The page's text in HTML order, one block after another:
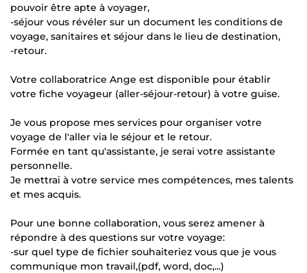
pouvoir être apte à voyager,
-séjour vous révéler sur un document les conditions de
voyage, sanitaires et séjour dans le lieu de destination,
-retour.
Votre collaboratrice Ange est disponible pour établir
votre fiche voyageur (aller-séjour-retour) à votre guise.
Je vous propose mes services pour organiser votre
voyage de l'aller via le séjour et le retour.
Formée en tant qu'assistante, je serai votre assistante
personnelle.
Je mettrai à votre service mes compétences, mes talents
et mes acquis.
Pour une bonne collaboration, vous serez amener à
répondre à des questions sur votre voyage:
-sur quel type de fichier souhaiteriez vous que je vous
communique mon travail,(pdf, word, doc,...)